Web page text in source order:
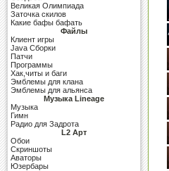
Великая Олимпиада
Заточка скилов
Какие бафы бафать
Файлы
Клиент игры
Java Сборки
Патчи
Программы
Хак,читы и баги
Эмблемы для клана
Эмблемы для альянса
Музыка Lineage
Музыка
Гимн
Радио для Задрота
L2 Арт
Обои
Скриншоты
Аваторы
Юзербары